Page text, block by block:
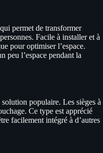
permet de transformer
Facile à installer et à
pour optimiser l’espace.
peu l’espace pendant la
populaire. Les sièges à
Ce type est apprécié
facilement intégré à d’autres